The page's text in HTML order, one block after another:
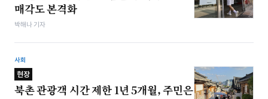
매각도 본격화
박해나 기자
사회
현장
북촌 관광객 시간 제한 1년 5개월, 주민은